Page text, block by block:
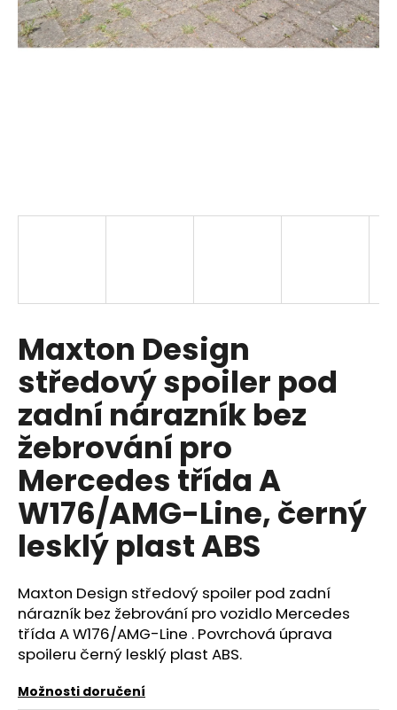
Maxton Design
středový spoiler pod
zadní nárazník bez
žebrování pro
Mercedes třída A
W176/AMG-Line, černý
lesklý plast ABS
Maxton Design středový spoiler pod zadní
nárazník bez žebrování pro vozidlo Mercedes
třída A W176/AMG-Line . Povrchová úprava
spoileru černý lesklý plast ABS.
Možnosti doručení
a
j
o
o
r
u
č
u
j
e
m
e
REVO
205
Kč